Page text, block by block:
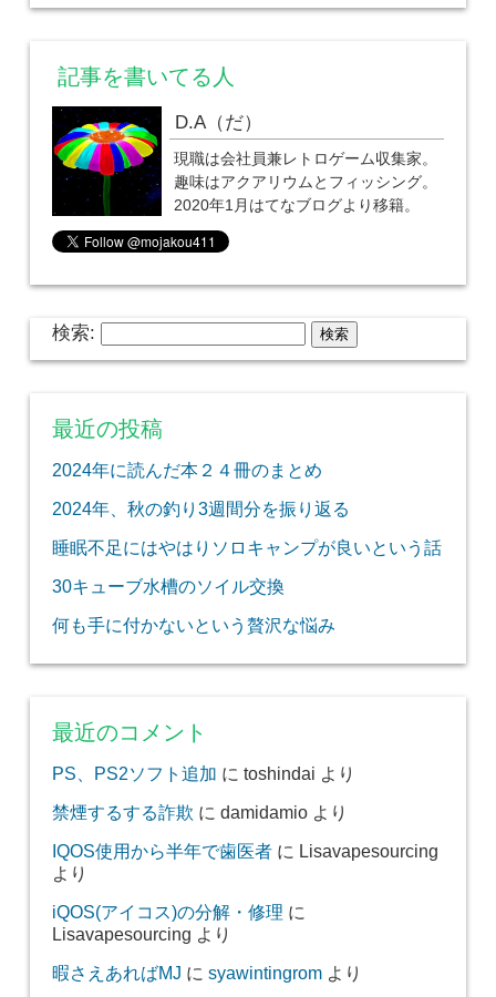
記事を書いてる人
D.A（だ）
現職は会社員兼レトロゲーム収集家。
趣味はアクアリウムとフィッシング。
2020年1月はてなブログより移籍。
検索:
最近の投稿
2024年に読んだ本２４冊のまとめ
2024年、秋の釣り3週間分を振り返る
睡眠不足にはやはりソロキャンプが良いという話
30キューブ水槽のソイル交換
何も手に付かないという贅沢な悩み
最近のコメント
PS、PS2ソフト追加 に toshindai より
禁煙するする詐欺 に damidamioより
IQOS使用から半年で歯医者に Lisavapesourcing
より
iQOS(アイコス)の分解・修理 に
Lisavapesourcing より
暇さえあればMJ に syawintingromより